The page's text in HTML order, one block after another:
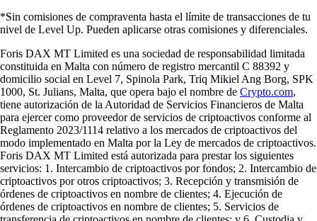
*Sin comisiones de compraventa hasta el límite de transacciones de tu
nivel de Level Up. Pueden aplicarse otras comisiones y diferenciales.
Foris DAX MT Limited es una sociedad de responsabilidad limitada
constituida en Malta con número de registro mercantil C 88392 y
domicilio social en Level 7, Spinola Park, Triq Mikiel Ang Borg, SPK
1000, St. Julians, Malta, que opera bajo el nombre de Crypto.com,
tiene autorización de la Autoridad de Servicios Financieros de Malta
para ejercer como proveedor de servicios de criptoactivos conforme al
Reglamento 2023/1114 relativo a los mercados de criptoactivos del
modo implementado en Malta por la Ley de mercados de criptoactivos.
Foris DAX MT Limited está autorizada para prestar los siguientes
servicios: 1. Intercambio de criptoactivos por fondos; 2. Intercambio de
criptoactivos por otros criptoactivos; 3. Recepción y transmisión de
órdenes de criptoactivos en nombre de clientes; 4. Ejecución de
órdenes de criptoactivos en nombre de clientes; 5. Servicios de